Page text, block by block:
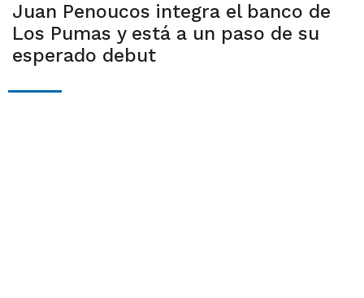
Juan Penoucos integra el banco de
Los Pumas y está a un paso de su
esperado debut